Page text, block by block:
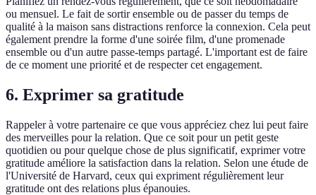
ou mensuel. Le fait de sortir ensemble ou de passer du temps de
qualité à la maison sans distractions renforce la connexion. Cela peut
également prendre la forme d'une soirée film, d'une promenade
ensemble ou d'un autre passe-temps partagé. L'important est de faire
de ce moment une priorité et de respecter cet engagement.
6. Exprimer sa gratitude
Rappeler à votre partenaire ce que vous appréciez chez lui peut faire
des merveilles pour la relation. Que ce soit pour un petit geste
quotidien ou pour quelque chose de plus significatif, exprimer votre
gratitude améliore la satisfaction dans la relation. Selon une étude de
l'Université de Harvard, ceux qui expriment régulièrement leur
gratitude ont des relations plus épanouies.